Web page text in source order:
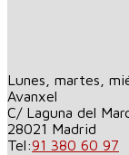
Lunes, martes,
Avanxel
C/ Laguna del
28021 Madrid
Tel:91 380 60 97